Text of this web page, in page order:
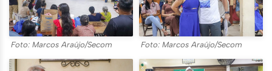
Foto: Marcos Araújo/Secom Foto: Marcos Araújo/Secom